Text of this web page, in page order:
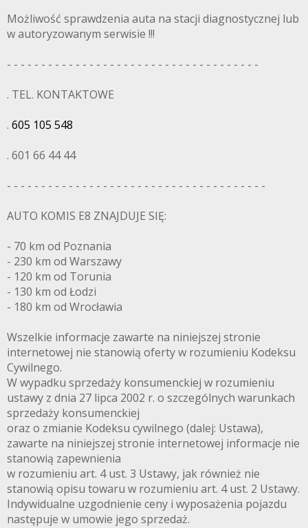
Możliwość sprawdzenia auta na stacji diagnostycznej lub
w autoryzowanym serwisie !!!
- - - - - - - - - - - - - - - - - - - - - - - - - - - - - - - - - - - - -
. TEL. KONTAKTOWE
. 605 105 548
. 601 66 44 44
- - - - - - - - - - - - - - - - - - - - - - - - - - - - - - - - - - - - - -
AUTO KOMIS E8 ZNAJDUJE SIĘ:
- 70 km od Poznania
- 230 km od Warszawy
- 120 km od Torunia
- 130 km od Łodzi
- 180 km od Wrocławia
Wszelkie informacje zawarte na niniejszej stronie
internetowej nie stanowią oferty w rozumieniu Kodeksu
Cywilnego.
W wypadku sprzedaży konsumenckiej w rozumieniu
ustawy z dnia 27 lipca 2002 r. o szczególnych warunkach
sprzedaży konsumenckiej
oraz o zmianie Kodeksu cywilnego (dalej: Ustawa),
zawarte na niniejszej stronie internetowej informacje nie
stanowią zapewnienia
w rozumieniu art. 4 ust. 3 Ustawy, jak również nie
stanowią opisu towaru w rozumieniu art. 4 ust. 2 Ustawy.
Indywidualne uzgodnienie ceny i wyposażenia pojazdu
następuje w umowie jego sprzedaż.